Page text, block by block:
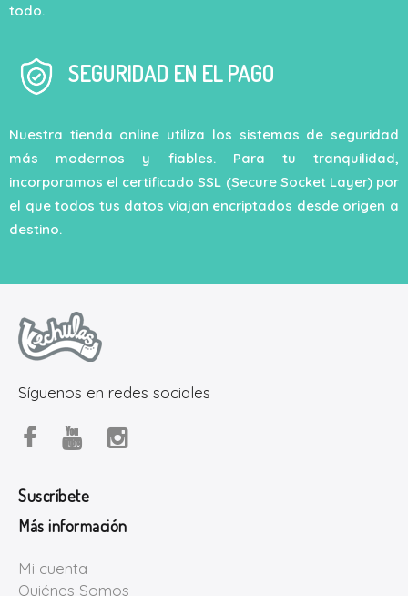
todo.
SEGURIDAD EN EL PAGO
Nuestra tienda online utiliza los sistemas de seguridad
más modernos y fiables. Para tu tranquilidad,
incorporamos el certificado SSL (Secure Socket Layer) por
el que todos tus datos viajan encriptados desde origen a
destino.
Síguenos en redes sociales
Suscríbete
Más información
Mi cuenta
Quiénes Somos